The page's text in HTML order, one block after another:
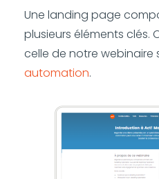
Une landing page
plusieurs éléments clés.
celle de notre webinaire
automation.